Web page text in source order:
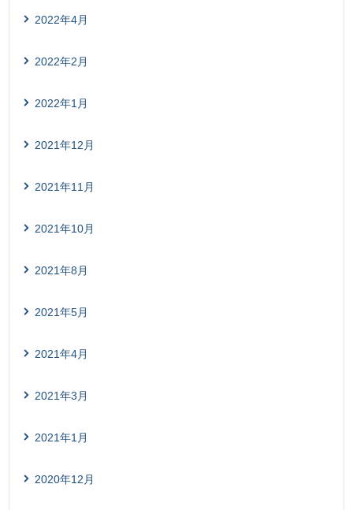
2022年4月
2022年2月
2022年1月
2021年12月
2021年11月
2021年10月
2021年8月
2021年5月
2021年4月
2021年3月
2021年1月
2020年12月